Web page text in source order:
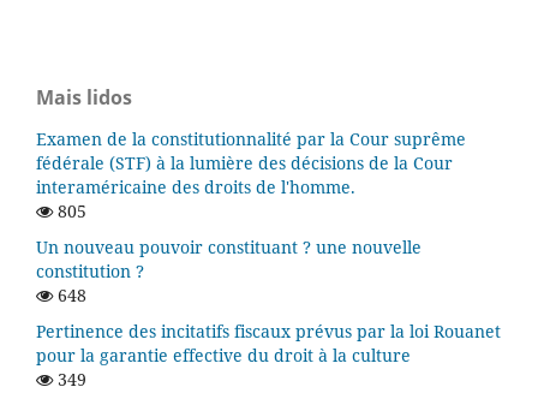
Mais lidos
Examen de la constitutionnalité par la Cour suprême
fédérale (STF) à la lumière des décisions de la Cour
interaméricaine des droits de l'homme.
805
Un nouveau pouvoir constituant ? une nouvelle
constitution ?
648
Pertinence des incitatifs fiscaux prévus par la loi Rouanet
pour la garantie effective du droit à la culture
349